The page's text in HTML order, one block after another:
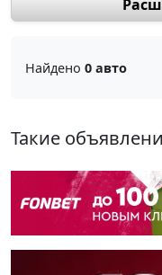
Найдено 0 авто
Такие